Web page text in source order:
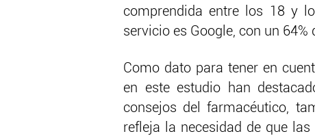
comprendida entre los 18 y
servicio es Google, con un 64%
Como dato para tener en
en este estudio han
consejos del farmacéutico,
refleja la necesidad de que